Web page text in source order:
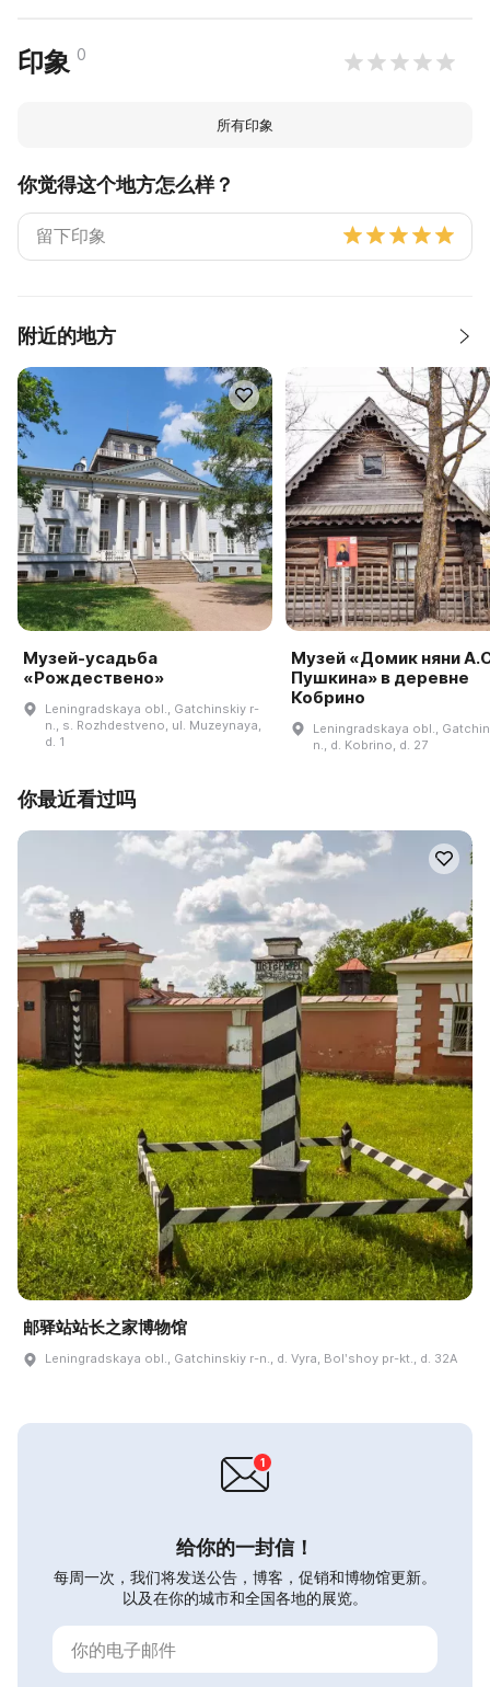
印象 0
所有印象
你觉得这个地方怎么样？
附近的地方
Музей-усадьба
«Рождествено»
Leningradskaya obl., Gatchinskiy r-
n., s. Rozhdestveno, ul. Muzeynaya,
d. 1
Музей «Домик няни
Пушкина» в деревне
Кобрино
Leningradskaya obl.,
n., d. Kobrino, d. 27
你最近看过吗
邮驿站站长之家博物馆
Leningradskaya obl., Gatchinskiy r-n., d. Vyra, Bolʹshoy pr-kt., d. 32A
给你的一封信！
每周一次，我们将发送公告，博客，促销和博物馆更新。
以及在你的城市和全国各地的展览。